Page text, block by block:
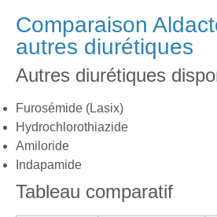
Comparaison
autres diurétiques
Autres diurétiques
Furosémide (Lasix)
Hydrochlorothiazide
Amiloride
Indapamide
Tableau comparatif